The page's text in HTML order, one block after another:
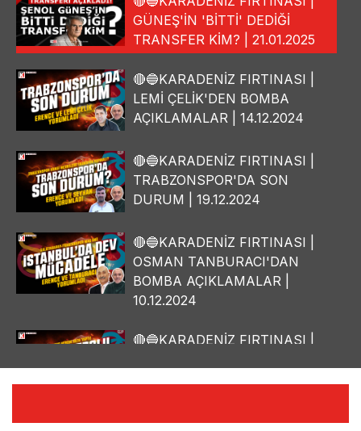
GÜNEŞ'İN 'BİTTİ' DEDİĞİ
TRANSFER KİM? | 21.01.2025
🔴🔵KARADENİZ FIRTINASI |
LEMİ ÇELİK'DEN BOMBA
AÇIKLAMALAR | 14.12.2024
🔴🔵KARADENİZ FIRTINASI |
TRABZONSPOR'DA SON
DURUM | 19.12.2024
🔴🔵KARADENİZ FIRTINASI |
OSMAN TANBURACI'DAN
BOMBA AÇIKLAMALAR |
10.12.2024
🔴🔵KARADENİZ FIRTINASI |
🔴🔵KARADENİZ FIRTINASI |